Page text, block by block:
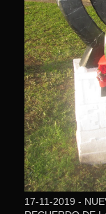
17-11-2019 -